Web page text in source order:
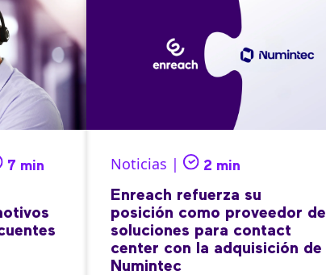
7 min Noticias | 2 min
Enreach refuerza su
posición como proveedor de
soluciones para contact
center con la adquisición de
Numintec